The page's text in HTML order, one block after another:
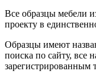
Все образцы мебели
проекту в
Образцы имеют
поиска по сайту, все
зарегистрированным